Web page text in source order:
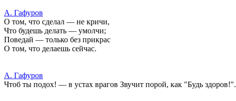
А. Гафуров
О том, что сделал — не кричи,
Что будешь делать — умолчи;
Поведай — только без прикрас
О том, что делаешь сейчас.
А. Гафуров
Чтоб ты подох! — в устах врагов Звучит порой, как "Будь здоров!".